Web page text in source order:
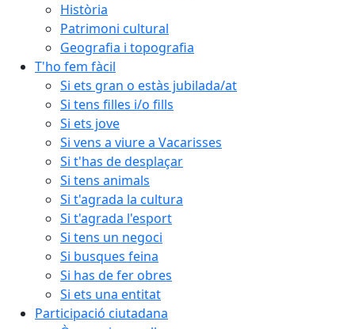
Història
Patrimoni cultural
Geografia i topografia
T'ho fem fàcil
Si ets gran o estàs jubilada/at
Si tens filles i/o fills
Si ets jove
Si vens a viure a Vacarisses
Si t'has de desplaçar
Si tens animals
Si t'agrada la cultura
Si t'agrada l'esport
Si tens un negoci
Si busques feina
Si has de fer obres
Si ets una entitat
Participació ciutadana